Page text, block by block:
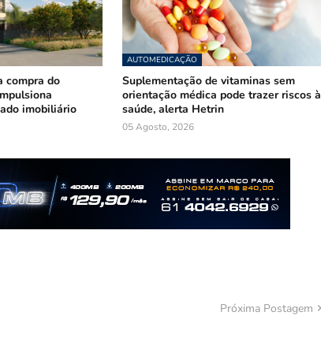
compra do
imobiliário
AUTOMEDICAÇÃO
Suplementação de vitaminas sem
orientação médica pode trazer riscos à
saúde, alerta Hetrin
05 Agosto, 2026
Próxima Postagem